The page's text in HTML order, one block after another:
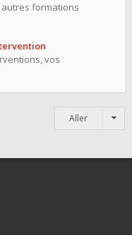
formations
vos
Aller